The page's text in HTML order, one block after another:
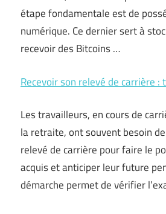
étape fondamentale est de
numérique. Ce dernier sert à
recevoir des Bitcoins …
Recevoir son relevé de carrière
Les travailleurs, en cours de
la retraite, ont souvent besoin
relevé de carrière pour faire le
acquis et anticiper leur future
démarche permet de vérifier